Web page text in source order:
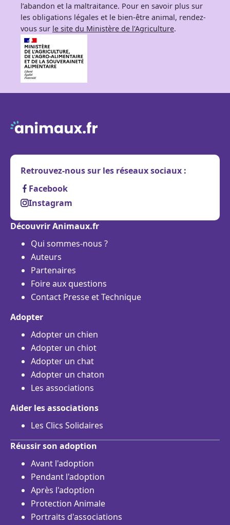
l’abandon et la maltraitance. Pour en savoir plus sur
les obligations légales et le bien-être animal, rendez-
vous sur le site du Ministère de l’Agriculture.
Retrouvez-nous sur les réseaux sociaux :
Facebook
Instagram
Découvrir Animaux.fr
Qui sommes-nous ?
Auteurs
Partenaires
Foire aux questions
Contact Presse et Technique
Adopter
Adopter un chien
Adopter un chiot
Adopter un chat
Adopter un chaton
Les associations
Aider les associations
Les Clics Solidaires
Réussir son adoption
Avant l'adoption
Pendant l'adoption
Après l'adoption
Protection Animale
Portraits d'associations